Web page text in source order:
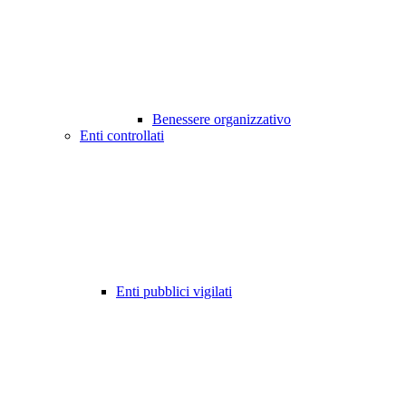
Benessere organizzativo
Enti controllati
Enti pubblici vigilati